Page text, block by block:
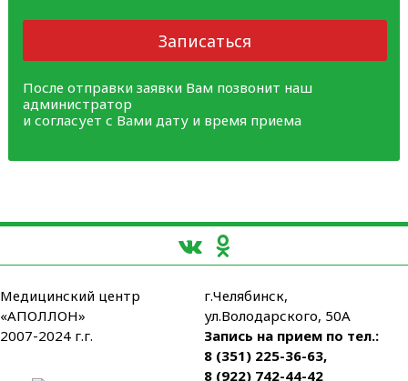
Записаться
После отправки заявки Вам позвонит наш
администратор
и согласует с Вами дату и время приема
Медицинский центр
«АПОЛЛОН»
2007-2024 г.г.
г.Челябинск,
ул.Володарского, 50А
Запись на прием по тел.:
8 (351) 225-36-63,
8 (922) 742-44-42